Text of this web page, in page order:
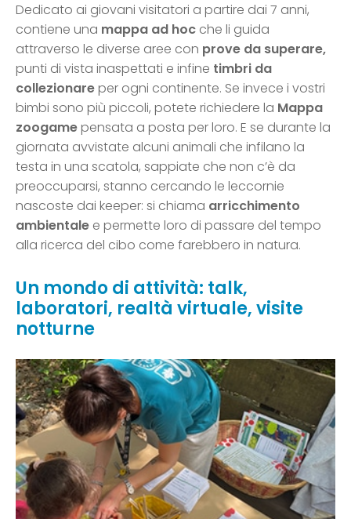
Dedicato ai giovani visitatori a partire dai 7 anni,
contiene una mappa ad hoc che li guida
attraverso le diverse aree con prove da superare,
punti di vista inaspettati e infine timbri da
collezionareper ogni continente. Se invece i vostri
bimbi sono più piccoli, potete richiedere la Mappa
zoogamepensata a posta per loro. E se durante la
giornata avvistate alcuni animali che infilano la
testa in una scatola, sappiate che non c’è da
preoccuparsi, stanno cercando le leccornie
nascoste dai keeper: si chiama arricchimento
ambientale e permette loro di passare del tempo
alla ricerca del cibo come farebbero in natura.
Un mondo di attività: talk,
laboratori, realtà virtuale, visite
notturne